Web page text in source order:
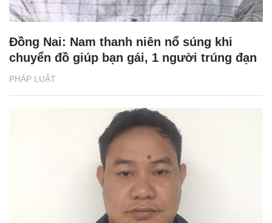
PHÁP LUẬT
Đồng Nai: Nam thanh niên nổ súng khi
chuyển đồ giúp bạn gái, 1 người trúng đạn